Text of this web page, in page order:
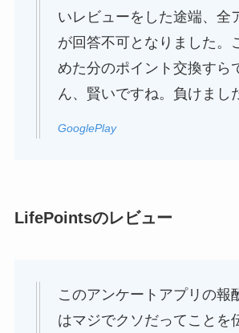
いレビューをした途端、全
が回答不可となりました。
めた分のポイント交換すら
ん、賢いですね。負けまし
GooglePlay
LifePointsのレビュー
このアンケートアプリの報
はマジでクソだってことを